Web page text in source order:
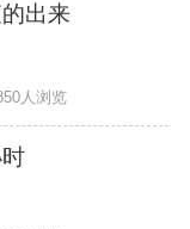
出来
人浏览